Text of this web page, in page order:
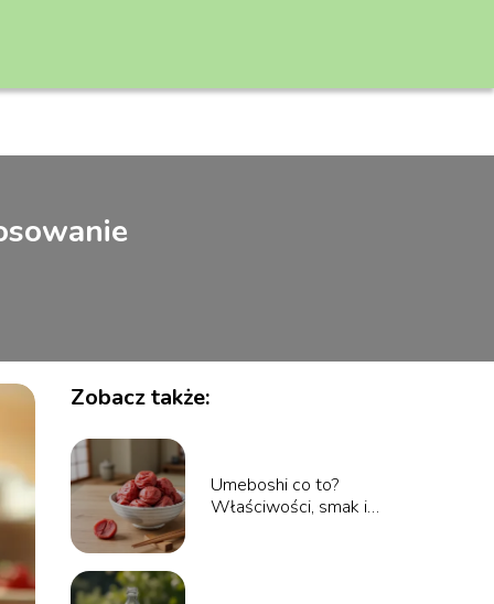
Zobacz także:
Umeboshi co to?
Właściwości, smak i